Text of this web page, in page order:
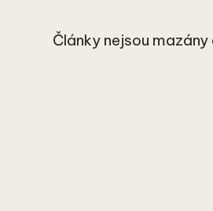
Články nejsou